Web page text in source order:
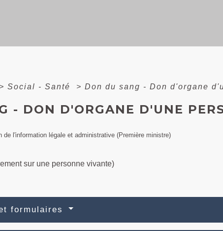
> Social - Santé > Don du sang - Don d'organe
- DON D'ORGANE D'UNE
de l'information légale et administrative (Première ministre)
sur une personne vivante)
formulaires